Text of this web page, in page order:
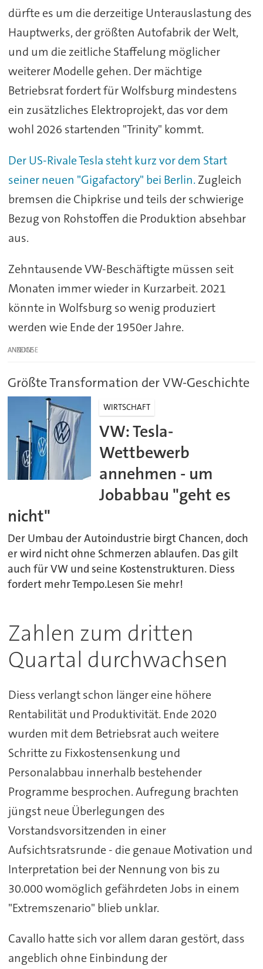
dürfte es um die derzeitige Unterauslastung des
Hauptwerks, der größten Autofabrik der Welt,
und um die zeitliche Staffelung möglicher
weiterer Modelle gehen. Der mächtige
Betriebsrat fordert für Wolfsburg mindestens
ein zusätzliches Elektroprojekt, das vor dem
wohl 2026 startenden "Trinity" kommt.
Der US-Rivale Tesla steht kurz vor dem Start
seiner neuen "Gigafactory" bei Berlin. Zugleich
bremsen die Chipkrise und teils der schwierige
Bezug von Rohstoffen die Produktion absehbar
aus.
Zehntausende VW-Beschäftigte müssen seit
Monaten immer wieder in Kurzarbeit. 2021
könnte in Wolfsburg so wenig produziert
werden wie Ende der 1950er Jahre.
ANZEIGE
Größte Transformation der VW-Geschichte
WIRTSCHAFT
VW: Tesla-
Wettbewerb
annehmen - um
Jobabbau "geht es
nicht"
Der Umbau der Autoindustrie birgt Chancen, doch
er wird nicht ohne Schmerzen ablaufen. Das gilt
auch für VW und seine Kostenstrukturen. Diess
fordert mehr Tempo.Lesen Sie mehr!
Zahlen zum dritten
Quartal durchwachsen
Diess verlangt schon länger eine höhere
Rentabilität und Produktivität. Ende 2020
wurden mit dem Betriebsrat auch weitere
Schritte zu Fixkostensenkung und
Personalabbau innerhalb bestehender
Programme besprochen. Aufregung brachten
jüngst neue Überlegungen des
Vorstandsvorsitzenden in einer
Aufsichtsratsrunde - die genaue Motivation und
Interpretation bei der Nennung von bis zu
30.000 womöglich gefährdeten Jobs in einem
"Extremszenario" blieb unklar.
Cavallo hatte sich vor allem daran gestört, dass
angeblich ohne Einbindung der